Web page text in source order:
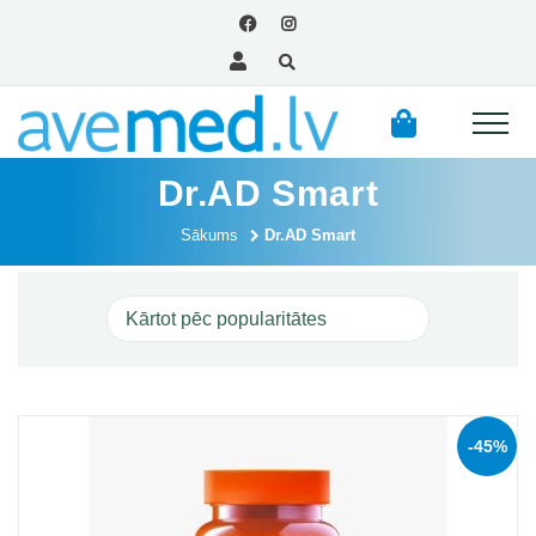
Dr.AD Smart
Sākums Dr.AD Smart
-45%